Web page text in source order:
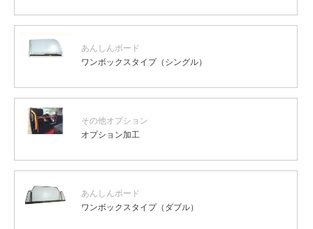
あんしんボード
ワンボックスタイプ（シングル）
その他オプション
オプション加工
あんしんボード
ワンボックスタイプ（ダブル）